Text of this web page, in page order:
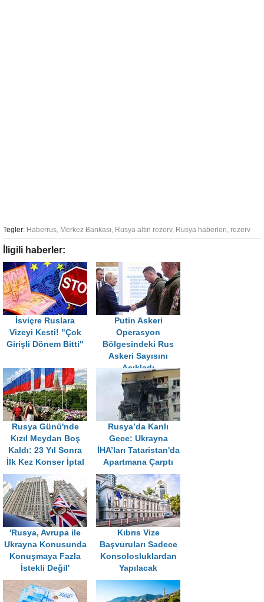
Tegler: Haberrus, Merkez Bankası, Rusya altın rezerv, Rusya haberleri, rezerv
İligili haberler:
İsviçre Ruslara
Vizeyi Kesti! "Çok
Girişli Dönem Bitti"
Putin Askeri
Operasyon
Bölgesindeki Rus
Askeri Sayısını
Açıkladı
Rusya Günü'nde
Kızıl Meydan Boş
Kaldı: 23 Yıl Sonra
İlk Kez Konser İptal
Rusya’da Kanlı
Gece: Ukrayna
İHA’ları Tataristan'da
Apartmana Çarptı
'Rusya, Avrupa ile
Ukrayna Konusunda
Konuşmaya Fazla
İstekli Değil'
Kıbrıs Vize
Başvuruları Sadece
Konsolosluklardan
Yapılacak